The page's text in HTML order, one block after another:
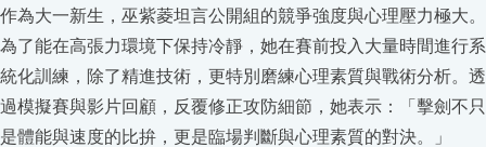
作為大一新生，巫紫菱坦言公開組的競爭強度與心理壓力極大。
為了能在高張力環境下保持冷靜，她在賽前投入大量時間進行系
統化訓練，除了精進技術，更特別磨練心理素質與戰術分析。透
過模擬賽與影片回顧，反覆修正攻防細節，她表示：「擊劍不只
是體能與速度的比拚，更是臨場判斷與心理素質的對決。」